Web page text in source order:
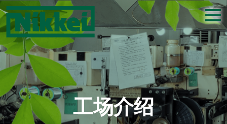
工场介绍